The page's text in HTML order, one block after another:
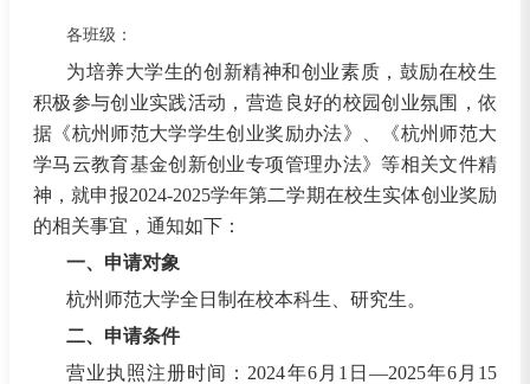
各班级：
为培养大学生的创新精神和创业素质，鼓励在校生
积极参与创业实践活动，营造良好的校园创业氛围，依
据《杭州师范大学学生创业奖励办法》、《杭州师范大
学马云教育基金创新创业专项管理办法》等相关文件精
神，就申报2024-2025学年第二学期在校生实体创业奖励
的相关事宜，通知如下：
一、申请对象
杭州师范大学全日制在校本科生、研究生。
二、申请条件
营业执照注册时间：2024年6月1日—2025年6月15